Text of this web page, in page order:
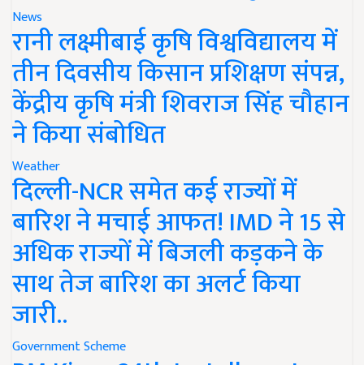
News
रानी लक्ष्मीबाई कृषि विश्वविद्यालय में
तीन दिवसीय किसान प्रशिक्षण संपन्न,
केंद्रीय कृषि मंत्री शिवराज सिंह चौहान
ने किया संबोधित
Weather
दिल्ली-NCR समेत कई राज्यों में
बारिश ने मचाई आफत! IMD ने 15 से
अधिक राज्यों में बिजली कड़कने के
साथ तेज बारिश का अलर्ट किया
जारी..
Government Scheme